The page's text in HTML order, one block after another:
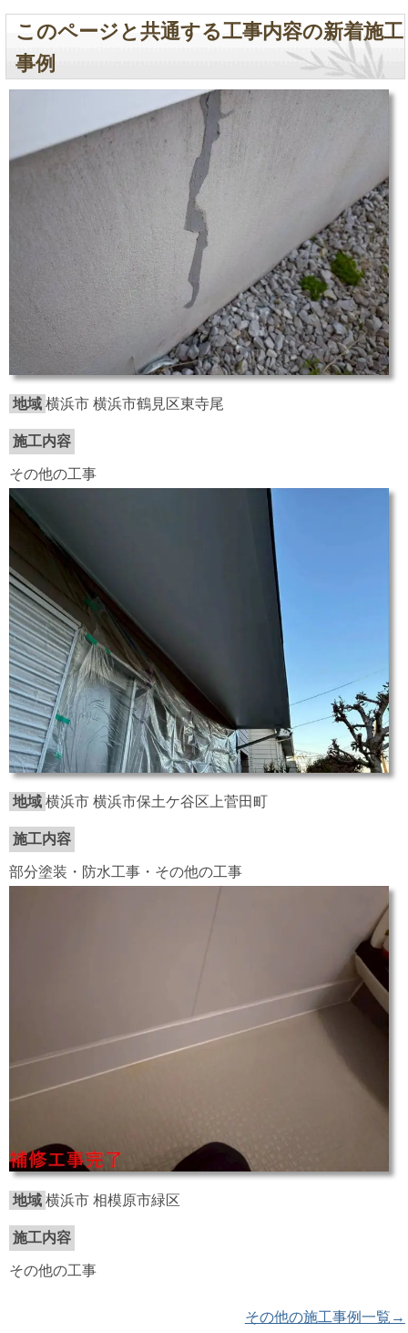
このページと共通する工事内容の新着施工
事例
地域 横浜市 横浜市鶴見区東寺尾
施工内容
その他の工事
地域 横浜市 横浜市保土ケ谷区上菅田町
施工内容
部分塗装・防水工事・その他の工事
地域 横浜市 相模原市緑区
施工内容
その他の工事
その他の施工事例一覧→